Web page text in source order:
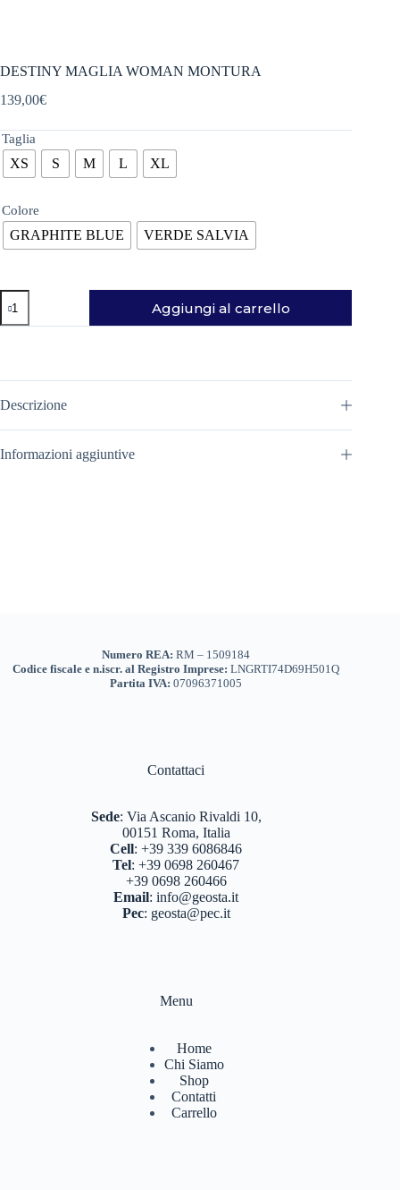
DESTINY MAGLIA WOMAN MONTURA
139,00€
Taglia
XS S M L XL
Colore
GRAPHITE BLUE VERDE SALVIA
DESTINY
MAGLIA
WOMAN
Aggiungi al carrello
Descrizione
Informazioni aggiuntive
Numero REA:RM – 1509184
Codice fiscale e n.iscr. al Registro Imprese:LNGRTI74D69H501Q
Partita IVA: 07096371005
Contattaci
Sede: Via Ascanio Rivaldi 10,
00151 Roma, Italia
Cell:+39 339 6086846
Tel:+39 0698 260467
+39 0698 260466
Email:info@geosta.it
Pec: geosta@pec.it
Menu
Home
Chi Siamo
Shop
Contatti
Carrello